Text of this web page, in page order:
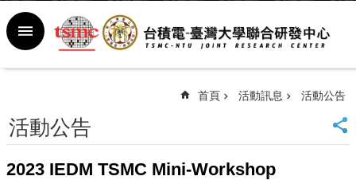
跳到主要內容區塊
進
首
頁
臺
首頁 活動訊息 活動公告
活動公告
2023 IEDM TSMC Mini-Workshop